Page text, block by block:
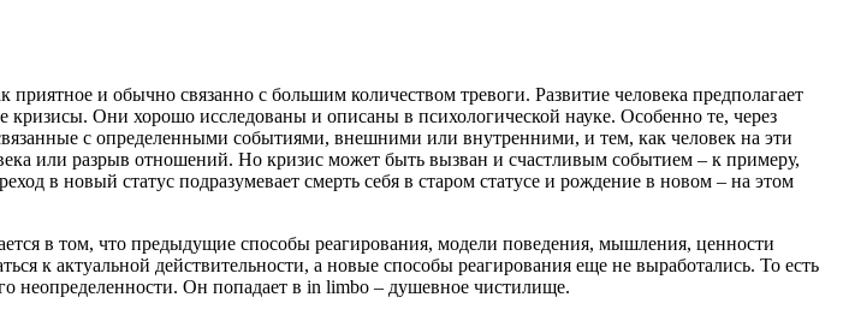
и обычно связанно с большим количеством тревоги. Развитие человека предполагает
Они хорошо исследованы и описаны в психологической науке. Особенно те, через
с определенными событиями, внешними или внутренними, и тем, как человек на эти
или разрыв отношений. Но кризис может быть вызван и счастливым событием – к примеру,
в новый статус подразумевает смерть себя в старом статусе и рождение в новом – на этом
в том, что предыдущие способы реагирования, модели поведения, мышления, ценности
к актуальной действительности, а новые способы реагирования еще не выработались. То есть
неопределенности. Он попадает в in limbo – душевное чистилище.